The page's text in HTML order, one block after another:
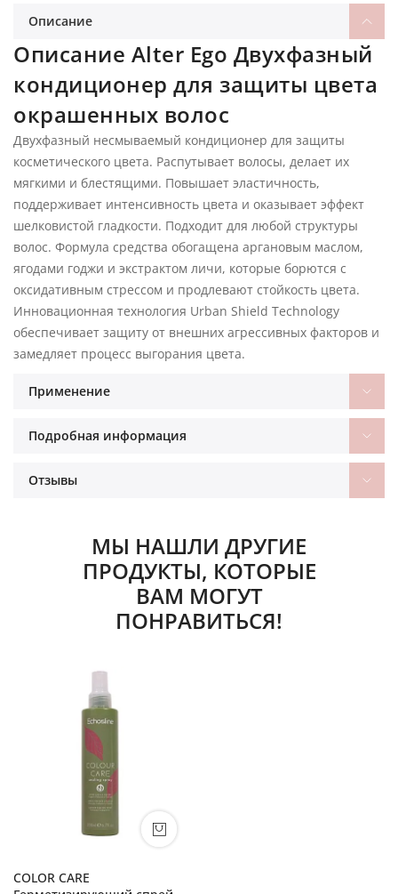
Описание
Описание Alter Ego Двухфазный
кондиционер для защиты цвета
окрашенных волос
Двухфазный несмываемый кондиционер для защиты
косметического цвета. Распутывает волосы, делает их
мягкими и блестящими. Повышает эластичность,
поддерживает интенсивность цвета и оказывает эффект
шелковистой гладкости. Подходит для любой структуры
волос. Формула средства обогащена аргановым маслом,
ягодами годжи и экстрактом личи, которые борются с
оксидативным стрессом и продлевают стойкость цвета.
Инновационная технология Urban Shield Technology
обеспечивает защиту от внешних агрессивных факторов и
замедляет процесс выгорания цвета.
Применение
Подробная информация
Отзывы
МЫ НАШЛИ ДРУГИЕ
ПРОДУКТЫ, КОТОРЫЕ
ВАМ МОГУТ
ПОНРАВИТЬСЯ!
COLOR CARE